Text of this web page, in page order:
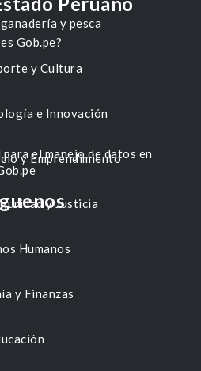
y pesca
y Cultura
e Innovación
y Emprendimiento
y Justicia
Humanos
y Finanzas
Gob.pe?
el manejo de datos en